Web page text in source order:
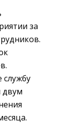
за
двум